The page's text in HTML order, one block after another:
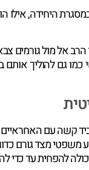
היחידה,
אל מול גורמים
גם להוליך
קשה עם
מצד גורם
להפחית עד כדי